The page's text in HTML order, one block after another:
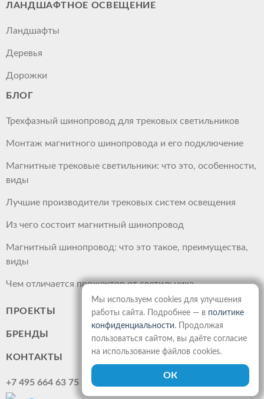
ЛАНДШАФТНОЕ ОСВЕЩЕНИЕ
Ландшафты
Деревья
Дорожки
БЛОГ
Трехфазный шинопровод для трековых светильников
Монтаж магнитного шинопровода и его подключение
Магнитные трековые светильники: что это, особенности,
виды
Лучшие производители трековых систем освещения
Из чего состоит магнитный шинопровод
Магнитный шинопровод: что это такое, преимущества,
виды
Чем отличается прожектор от светильника
ПРОЕКТЫ
БРЕНДЫ
КОНТАКТЫ
+7 495 664 63 75
Мы используем cookies для улучшения
работы сайта. Подробнее — в политике
конфиденциальности. Продолжая
пользоваться сайтом, вы даёте согласие
на использование файлов cookies.